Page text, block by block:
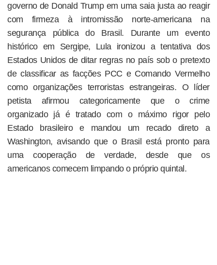
governo de Donald Trump em uma saia justa ao reagir
com firmeza à intromissão norte-americana na
segurança pública do Brasil. Durante um evento
histórico em Sergipe, Lula ironizou a tentativa dos
Estados Unidos de ditar regras no país sob o pretexto
de classificar as facções PCC e Comando Vermelho
como organizações terroristas estrangeiras. O líder
petista afirmou categoricamente que o crime
organizado já é tratado com o máximo rigor pelo
Estado brasileiro e mandou um recado direto a
Washington, avisando que o Brasil está pronto para
uma cooperação de verdade, desde que os
americanos comecem limpando o próprio quintal.